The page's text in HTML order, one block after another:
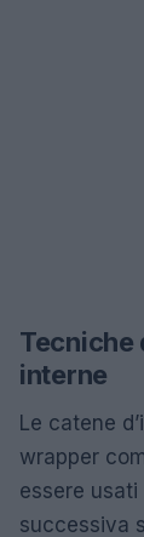
Tecniche
interne
Le catene
wrapper
essere
successiva